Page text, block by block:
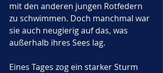
mit den anderen jungen Rotfedern
zu schwimmen. Doch manchmal war
sie auch neugierig auf das, was
außerhalb ihres Sees lag.
Eines Tages zog ein starker Sturm